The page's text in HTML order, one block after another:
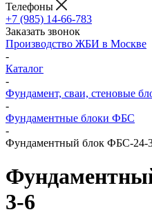
Телефоны
+7 (985) 14-66-783
Заказать звонок
Производство ЖБИ в Москве
-
Каталог
-
Фундамент, сваи, стеновые
-
Фундаментные блоки ФБС
-
Фундаментный блок ФБС-24-
3-6